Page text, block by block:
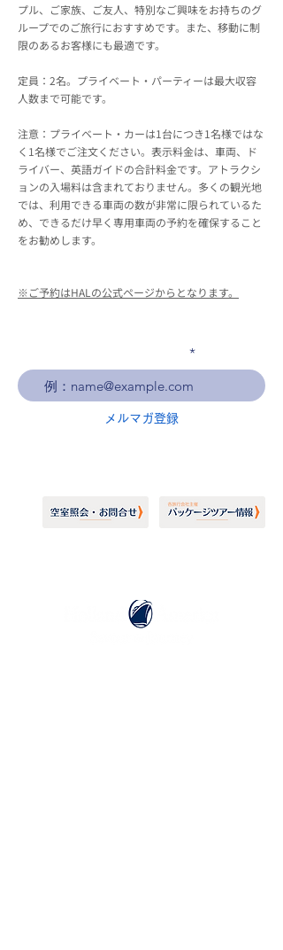
プル、ご家族、ご友人、特別なご興味をお持ちのグ
ループでのご旅行におすすめです。また、移動に制
限のあるお客様にも最適です。
定員：2名。プライベート・パーティーは最大収容
人数まで可能です。
注意：プライベート・カーは1台につき1名様ではな
く1名様でご注文ください。表示料金は、車両、ド
ライバー、英語ガイドの合計料金です。アトラクシ
ョンの入場料は含まれておりません。多くの観光地
では、利用できる車両の数が非常に限られているた
め、できるだけ早く専用車両の予約を確保すること
をお勧めします。
※ご予約はHALの公式ページからとなります。
メルマガ登録